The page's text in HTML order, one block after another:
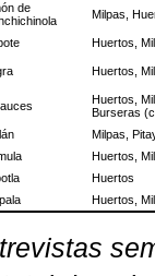
de
Milpas,
Huertos,
Huertos,
Huertos,
Burseras
Milpas,
Huertos,
Huertos
Huertos,